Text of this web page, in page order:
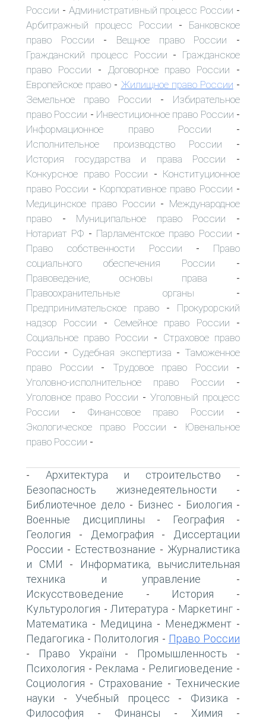
России - Административный процесс России -
Арбитражный процесс России - Банковское
право России - Вещное право России -
Гражданский процесс России - Гражданское
право России - Договорное право России -
Европейское право - Жилищное право России -
Земельное право России - Избирательное
право России - Инвестиционное право России -
Информационное право России -
Исполнительное производство России -
История государства и права России -
Конкурсное право России - Конституционное
право России - Корпоративное право России -
Медицинское право России - Международное
право - Муниципальное право России -
Нотариат РФ - Парламентское право России -
Право собственности России - Право
социального обеспечения России -
Правоведение, основы права -
Правоохранительные органы -
Предпринимательское право - Прокурорский
надзор России - Семейное право России -
Социальное право России - Страховое право
России - Судебная экспертиза - Таможенное
право России - Трудовое право России -
Уголовно-исполнительное право России -
Уголовное право России - Уголовный процесс
России - Финансовое право России -
Экологическое право России -
Ювенальное
право России -
- Архитектура и строительство -
Безопасность жизнедеятельности -
Библиотечное дело - Бизнес - Биология -
Военные дисциплины - География -
Геология - Демография -
Диссертации
России - Естествознание - Журналистика
и СМИ -
Информатика, вычислительная
техника и управление -
Искусствоведение - История -
Культурология - Литература - Маркетинг -
Математика - Медицина - Менеджмент -
Педагогика - Политология - Право России
- Право України - Промышленность -
Психология - Реклама - Религиоведение -
Социология - Страхование - Технические
науки - Учебный процесс - Физика -
Философия - Финансы - Химия -